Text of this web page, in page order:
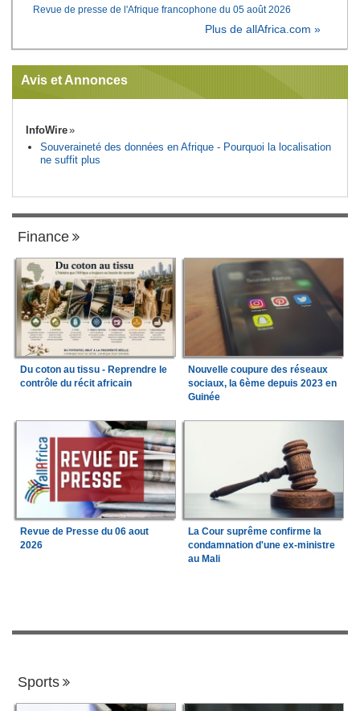
Revue de presse de l'Afrique francophone du 05 août 2026
Plus de allAfrica.com »
Avis et Annonces
InfoWire
Souveraineté des données en Afrique - Pourquoi la localisation
ne suffit plus
Finance
Du coton au tissu - Reprendre le
contrôle du récit africain
Nouvelle coupure des réseaux
sociaux, la 6ème depuis 2023 en
Guinée
Revue de Presse du 06 aout
2026
La Cour suprême confirme la
condamnation d'une ex-ministre
au Mali
Sports